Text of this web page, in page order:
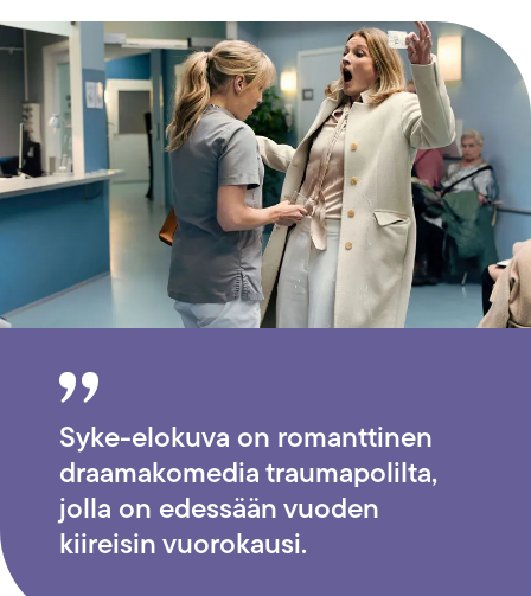
Syke-elokuva on romanttinen
draamakomedia traumapolilta,
jolla on edessään vuoden
kiireisin vuorokausi.